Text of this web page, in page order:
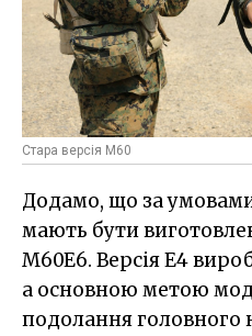
Стара версія М60
Додамо, що за
мають бути
M60E6. Версія E4
а основною метою
подолання головного